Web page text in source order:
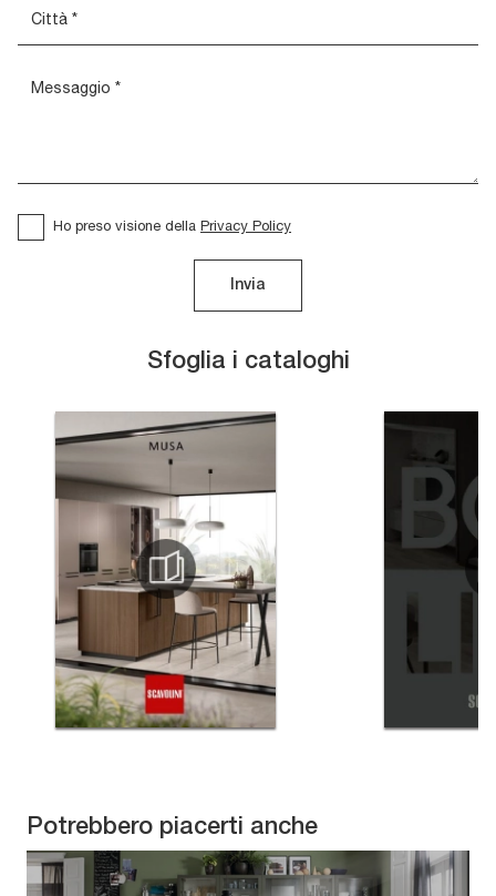
Sfoglia i cataloghi
Ho preso visione della Privacy Policy
Invia
Potrebbero piacerti anche